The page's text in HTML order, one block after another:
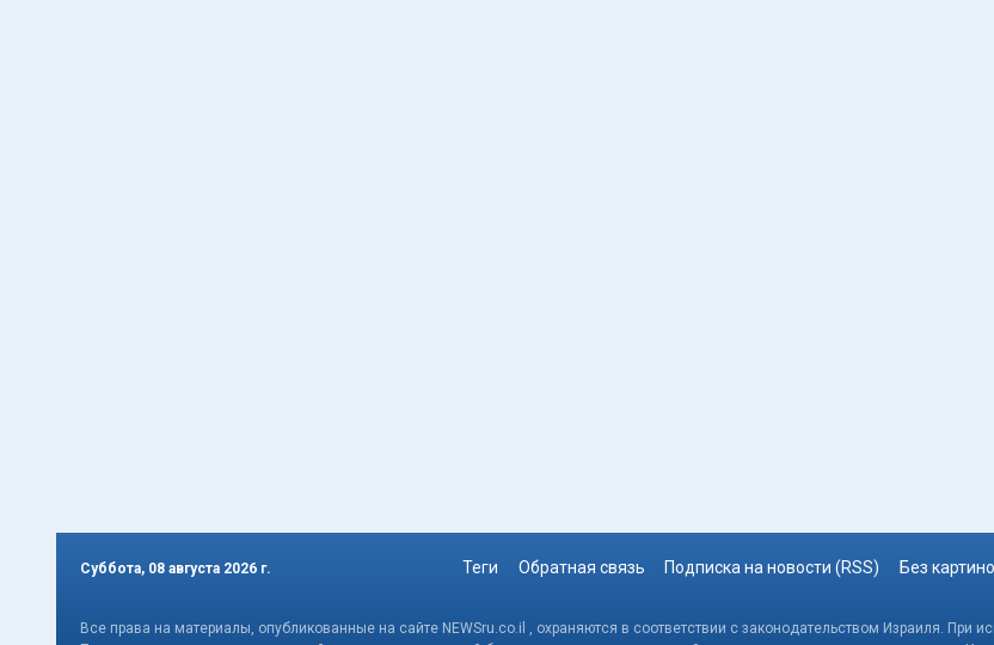
Суббота, 08 августа 2026 г. Теги Обратная связь Подписка на новости (RSS) Без
Все права на материалы, опубликованные на сайте NEWSru.co.il , охраняются в соответствии с законодательством Израиля. При